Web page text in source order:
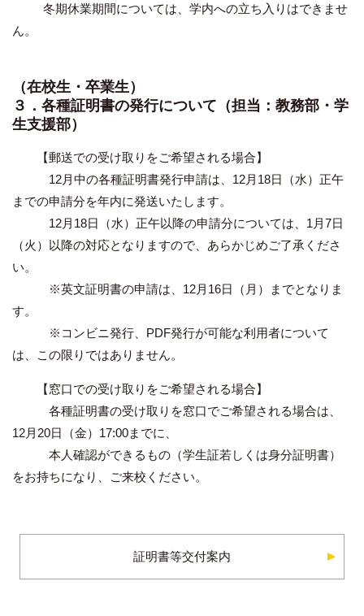
冬期休業期間については、学内への立ち入りはできませ
ん。
（在校生・卒業生）
３．各種証明書の発行について（担当：教務部・学
生支援部）
【郵送での受け取りをご希望される場合】
12月中の各種証明書発行申請は、12月18日（水）正午
までの申請分を年内に発送いたします。
12月18日（水）正午以降の申請分については、1月7日
（火）以降の対応となりますので、あらかじめご了承くださ
い。
※英文証明書の申請は、12月16日（月）までとなりま
す。
※コンビニ発行、PDF発行が可能な利用者について
は、この限りではありません。
【窓口での受け取りをご希望される場合】
各種証明書の受け取りを窓口でご希望される場合は、
12月20日（金）17:00までに、
本人確認ができるもの（学生証若しくは身分証明書）
をお持ちになり、ご来校ください。
証明書等交付案内